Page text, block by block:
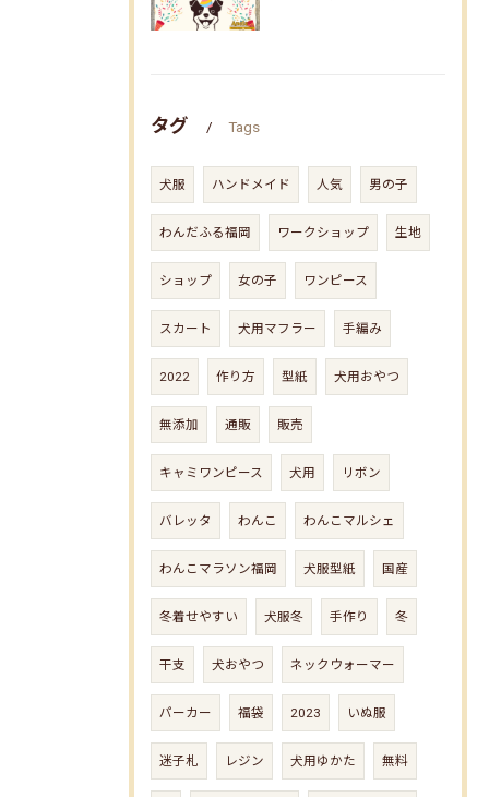
タグ Tags
犬服 ハンドメイド 人気 男の子
わんだふる福岡 ワークショップ 生地
ショップ 女の子 ワンピース
スカート 犬用マフラー 手編み
2022 作り方 型紙 犬用おやつ
無添加 通販 販売
キャミワンピース 犬用 リボン
バレッタ わんこ わんこマルシェ
わんこマラソン福岡 犬服型紙 国産
冬着せやすい 犬服冬 手作り 冬
干支 犬おやつ ネックウォーマー
パーカー 福袋 2023 いぬ服
迷子札 レジン 犬用ゆかた 無料